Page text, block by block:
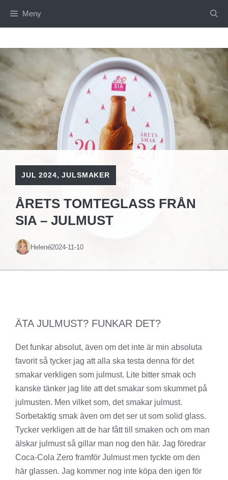
Meny
JUL 2024,JULSMAKER
ÅRETS TOMTEGLASS FRÅN
SIA – JULMUST
Helené2024-11-10
ÄTA JULMUST? FUNKAR DET?
Det funkar absolut, även om det inte är min absoluta
favorit så tycker jag att alla ska testa denna för det
smakar verkligen som julmust. Lite bitter smak och
kanske tänker jag lite att det smakar som skummet på
julmusten. Men vilket som, det smakar julmust.
Sorbetaktig smak även om det ser ut som solid glass.
Tycker verkligen att de har fått till smaken och om man
älskar julmust så gillar man nog den här. Jag föredrar
Coca-Cola Zero framför Julmust men tyckte om den
här glassen. Jag kommer nog inte köpa den igen för